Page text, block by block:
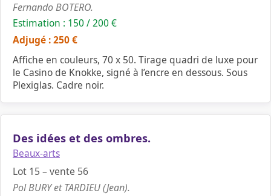
Fernando BOTERO.
Estimation : 150 / 200 €
Adjugé : 250 €
Affiche en couleurs, 70 x 50. Tirage quadri de luxe pour
le Casino de Knokke, signé à l’encre en dessous. Sous
Plexiglas. Cadre noir.
Des idées et des ombres.
Beaux-arts
Lot 15 – vente 56
Pol BURY et TARDIEU (Jean).